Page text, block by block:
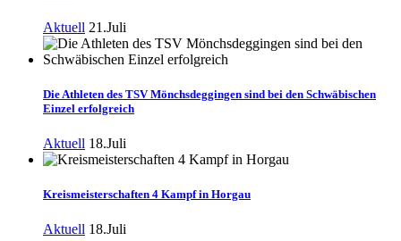
Aktuell 21.Juli
Die Athleten des TSV Mönchsdeggingen sind bei den Schwäbischen
Einzel erfolgreich
Aktuell 18.Juli
Kreismeisterschaften 4 Kampf in Horgau
Aktuell 18.Juli